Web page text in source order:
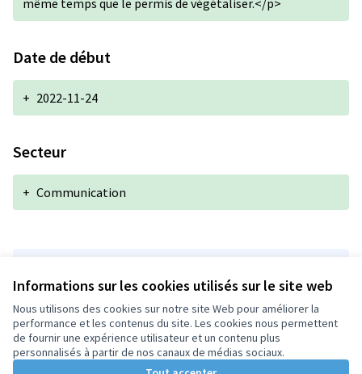
Informations sur les cookies utilisés sur le site web
Nous utilisons des cookies sur notre site Web pour améliorer la
performance et les contenus du site. Les cookies nous permettent
de fournir une expérience utilisateur et un contenu plus
personnalisés à partir de nos canaux de médias sociaux.
même temps que le permis de végétaliser.</p>
Date de début
+ 2022-11-24
Secteur
+ Communication
Conditions d'utilisation
Paramètres des cookies